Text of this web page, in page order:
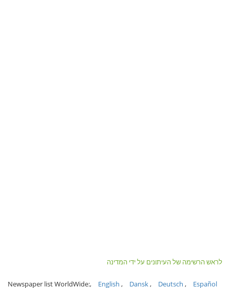
לראש הרשימה של העיתונים על ידי המדינה
Newspaper list WorldWide: English Dansk Deutsch Español